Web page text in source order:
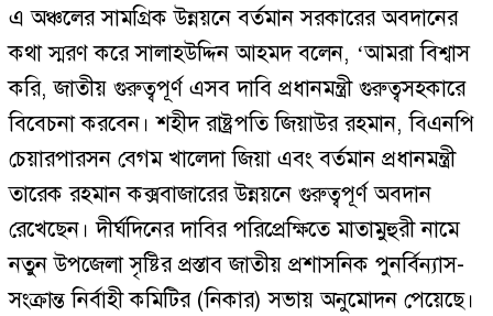
এ অঞ্চলের সামগ্রিক উন্নয়নে বর্তমান সরকারের অবদানের
কথা স্মরণ করে সালাহউদ্দিন আহমদ বলেন, ‘আমরা বিশ্বাস
করি, জাতীয় গুরুত্বপূর্ণ এসব দাবি প্রধানমন্ত্রী গুরুত্বসহকারে
বিবেচনা করবেন। শহীদ রাষ্ট্রপতি জিয়াউর রহমান, বিএনপি
চেয়ারপারসন বেগম খালেদা জিয়া এবং বর্তমান প্রধানমন্ত্রী
তারেক রহমান কক্সবাজারের উন্নয়নে গুরুত্বপূর্ণ অবদান
রেখেছেন। দীর্ঘদিনের দাবির পরিপ্রেক্ষিতে মাতামুহুরী নামে
নতুন উপজেলা সৃষ্টির প্রস্তাব জাতীয় প্রশাসনিক পুনর্বিন্যাস-
সংক্রান্ত নির্বাহী কমিটির (নিকার) সভায় অনুমোদন পেয়েছে।